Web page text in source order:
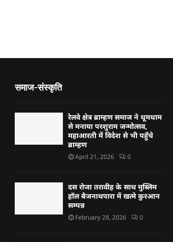
समाज-संस्कृति
रेलवे क्षेत्र ब्राम्हण समाज ने धूमधाम
से मनाया परशुराम जन्मोत्सव,
महाआरती में विदेश से भी पहुँचे
ब्राम्हण
April 21, 2026 0
दस रोजा तरावीह के साथ मुस्लिम
हॉल बैजनाथपारा में खत्मे कुरआन
सम्पन्न
February 28, 2026 0